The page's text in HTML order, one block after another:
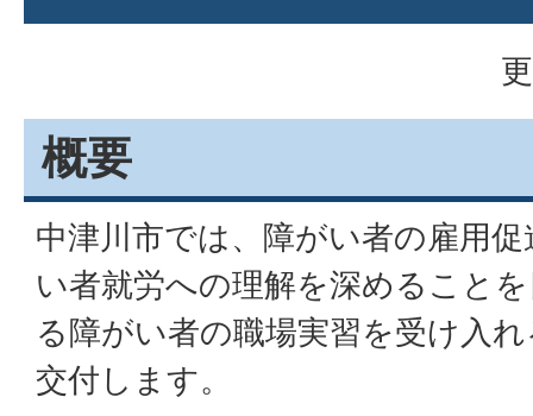
概要
中津川市では、障がい者の雇用
い者就労への理解を深めること
る障がい者の職場実習を受け入
交付します。